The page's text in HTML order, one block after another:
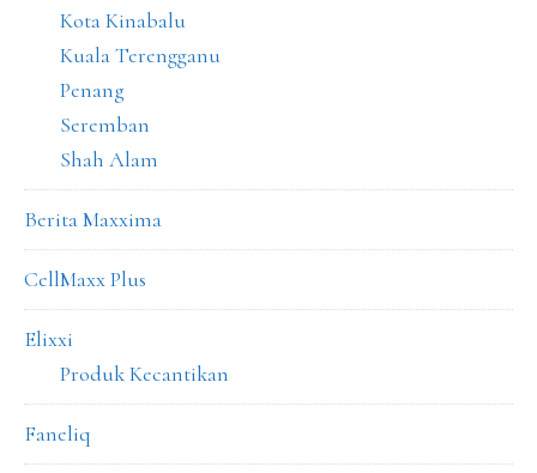
Kota Kinabalu
Kuala Terengganu
Penang
Seremban
Shah Alam
Berita Maxxima
CellMaxx Plus
Elixxi
Produk Kecantikan
Faneliq